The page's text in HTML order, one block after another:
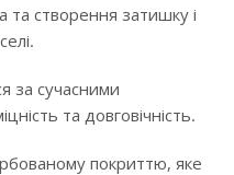
та створення затишку і
за сучасними
та довговічність.
покриттю, яке